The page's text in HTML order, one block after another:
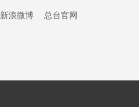
新浪微博 总台官网